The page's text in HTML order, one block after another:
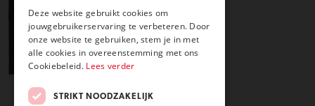
Deze website gebruikt cookies om
jouwgebruikerservaring te verbeteren. Door
onze website te gebruiken, stem je in met
alle cookies in overeenstemming met ons
Cookiebeleid. Lees verder
STRIKT NOODZAKELIJK